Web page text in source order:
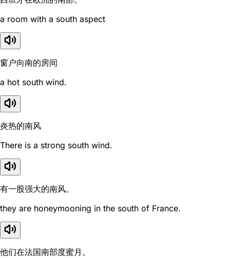
a room with a south aspect
窗户向南的房间
a hot south wind.
炎热的南风
There is a strong south wind.
有一股强大的南风。
they are honeymooning in the south of France.
他们在法国南部度蜜月。